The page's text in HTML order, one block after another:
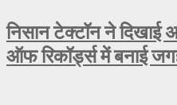
निसान टेक्टॉन ने दिखाई
ऑफ रिकॉर्ड्स में बनाई